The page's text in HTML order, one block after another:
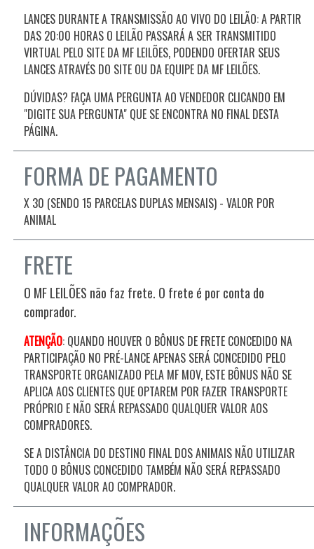
LANCES DURANTE A TRANSMISSÃO AO VIVO DO LEILÃO: A PARTIR
DAS 20:00 HORAS O LEILÃO PASSARÁ A SER TRANSMITIDO
VIRTUAL PELO SITE DA MF LEILÕES, PODENDO OFERTAR SEUS
LANCES ATRAVÉS DO SITE OU DA EQUIPE DA MF LEILÕES.
DÚVIDAS? FAÇA UMA PERGUNTA AO VENDEDOR CLICANDO EM
"DIGITE SUA PERGUNTA" QUE SE ENCONTRA NO FINAL DESTA
PÁGINA.
FORMA DE PAGAMENTO
X 30 (SENDO 15 PARCELAS DUPLAS MENSAIS) - VALOR POR
ANIMAL
FRETE
O MF LEILÕES não faz frete. O frete é por conta do
comprador.
ATENÇÃO: QUANDO HOUVER O BÔNUS DE FRETE CONCEDIDO NA
PARTICIPAÇÃO NO PRÉ-LANCE APENAS SERÁ CONCEDIDO PELO
TRANSPORTE ORGANIZADO PELA MF MOV, ESTE BÔNUS NÃO SE
APLICA AOS CLIENTES QUE OPTAREM POR FAZER TRANSPORTE
PRÓPRIO E NÃO SERÁ REPASSADO QUALQUER VALOR AOS
COMPRADORES.
SE A DISTÂNCIA DO DESTINO FINAL DOS ANIMAIS NÃO UTILIZAR
TODO O BÔNUS CONCEDIDO TAMBÉM NÃO SERÁ REPASSADO
QUALQUER VALOR AO COMPRADOR.
INFORMAÇÕES